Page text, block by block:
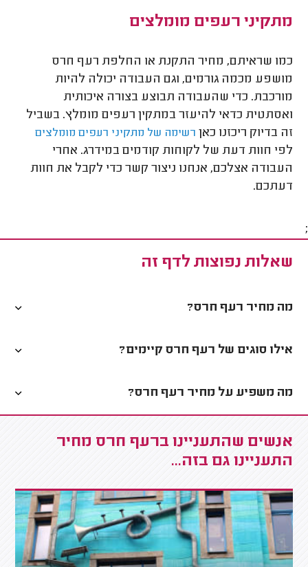
מתקיני רעפים מומלצים
כמו שראיתם, מחיר התקנת או החלפת רעף חרס
מושפע מכמה גורמים, וגם העבודה יכולה להיות
מורכבת. כדי שהעבודה תבוצע בצורה איכותית
ואסתטית כדאי להיעזר במתקין רעפים מומלץ. בשביל
זה בדיוק ריכזנו כאן רשימה של מתקיני רעפים מומלצים
לפי חוות דעת של לקוחות קודמים במידרג. אחרי
העבודה אצלכם, אנחנו ניצור קשר כדי לקבל את חוות
דעתכם.
;
שאלות נפוצות לדף זה
מה מחיר רעף חרס?
אילו סוגים של רעף חרס קיימים?
מה משפיע על מחיר רעף חרס?
אנשים שהתעניינו ברעף חרס מחיר
התעניינו גם בזה...